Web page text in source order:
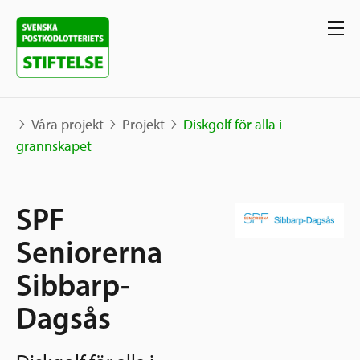
Projekt
Karta
Berättelser
Våra stöd
Sverige och övriga världen
Grannskapsinitiativet
Utlysningar
Samhällsentreprenörskap
Sök stöd
Ansök
Våra projekt Projekt
Diskgolf för alla i
grannskapet
SPF
Seniorerna
Sibbarp-
Dagsås